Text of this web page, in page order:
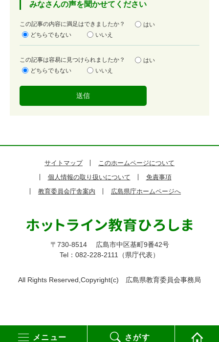
メニュー さがす
みなさんの声を聞かせてください
満
足
この記事の内容に満足はできましたか？
はい
どちらでもない
いいえ
容
易
この記事は容易に見つけられましたか？
はい
どちらでもない
いいえ
サイトマップ
このホームページについて
個人情報の取り扱いについて
免責事項
教育委員会庁舎案内
広島県庁ホームページへ
〒730-8514
広島市中区基町9番42号
Tel：082-228-2111（県庁代表）
All Rights Reserved,Copyright(c) 広島県教育委員会事務局